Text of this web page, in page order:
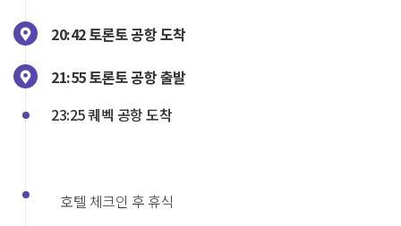
20:42 토론토 공항 도착
21:55 토론토 공항 출발
23:25 퀘벡 공항 도착
호텔 체크인 후 휴식